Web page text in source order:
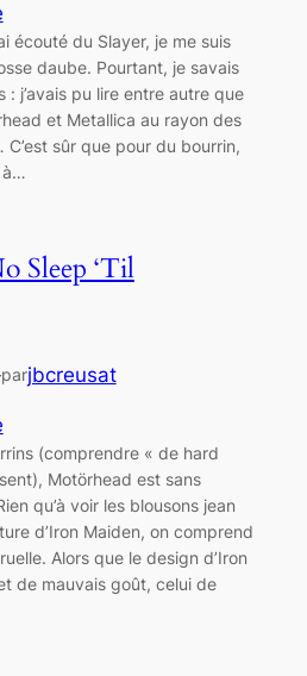
écouté du Slayer, je me suis
daube. Pourtant, je savais
: j’avais pu lire entre autre que
et Metallica au rayon des
sûr que pour du bourrin,
à…
Sleep ‘Til
parjbcreusat
(comprendre « de hard
Motörhead est sans
qu’à voir les blousons jean
d’Iron Maiden, on comprend
Alors que le design d’Iron
de mauvais goût, celui de